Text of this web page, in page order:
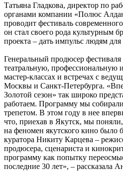
Татьяна Гладкова, директор по
органами компании «Полюс
проводит фестиваль
он стал своего рода культурным
проекта – дать импульс людям
Генеральный продюсер
театральную, профессиональную
мастер-классах и встречах с
Москвы и Санкт-Петербурга.
Золотой сезон» так широко
работаем. Программу мы
трепетом. В этом году в нее
что, приехав в Якутск, мы
на феномен якутского кино
куратора Никиту Карцева –
продюсера, сценариста и
программу как попытку
последние 30 лет», – рассказала